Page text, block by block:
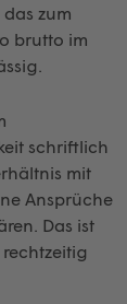
zum
brutto im
schriftlich
mit
Ansprüche
Das ist